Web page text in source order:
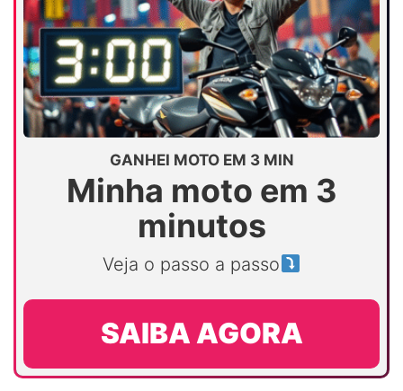
GANHEI MOTO EM 3 MIN
Minha moto em 3
minutos
Veja o passo a passo
SAIBA AGORA